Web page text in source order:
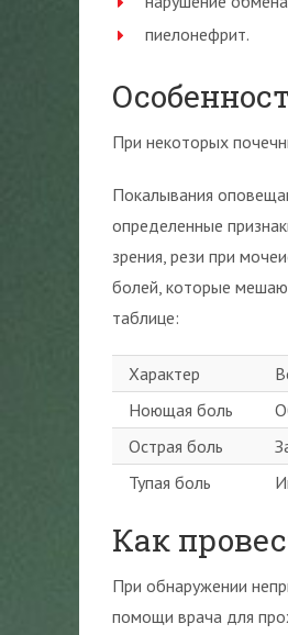
пиелонефрит.
При некоторых
Покалывания
определенные
зрения, рези при
болей, которые
таблице:
Характер
Ноющая боль
Острая боль
Тупая боль
Как
При обнаружении
помощи врача для